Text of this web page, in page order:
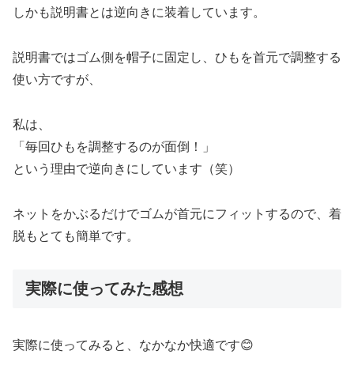
しかも説明書とは逆向きに装着しています。
説明書ではゴム側を帽子に固定し、ひもを首元で調整する
使い方ですが、
私は、
「毎回ひもを調整するのが面倒！」
という理由で逆向きにしています（笑）
ネットをかぶるだけでゴムが首元にフィットするので、着
脱もとても簡単です。
実際に使ってみた感想
実際に使ってみると、なかなか快適です😊